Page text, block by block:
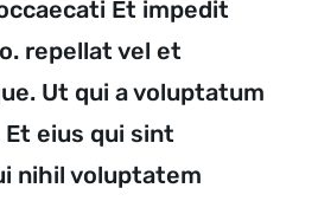
Et impedit
repellat vel et
Ut qui a voluptatum
eius qui sint
nihil voluptatem